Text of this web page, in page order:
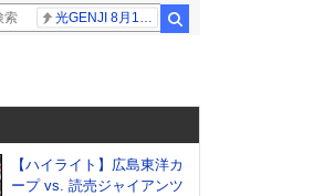
【ハイライト】広島東洋カ
ープ vs. 読売ジャイアンツ